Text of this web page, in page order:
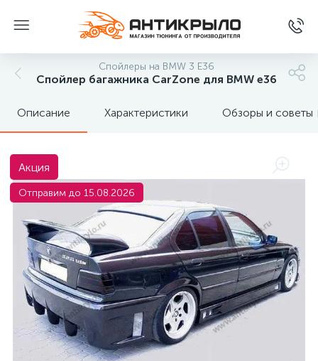
Спойлеры на BMW 3 E36
Спойлер багажника CarZone для BMW e36
Описание Характеристики Обзоры и советы
Акция
Отправим до 15.08.2026